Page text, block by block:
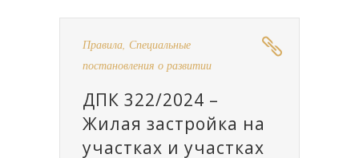
Правила, Специальные
постановления о развитии
ДПК 322/2024 –
Жилая застройка на
участках и участках